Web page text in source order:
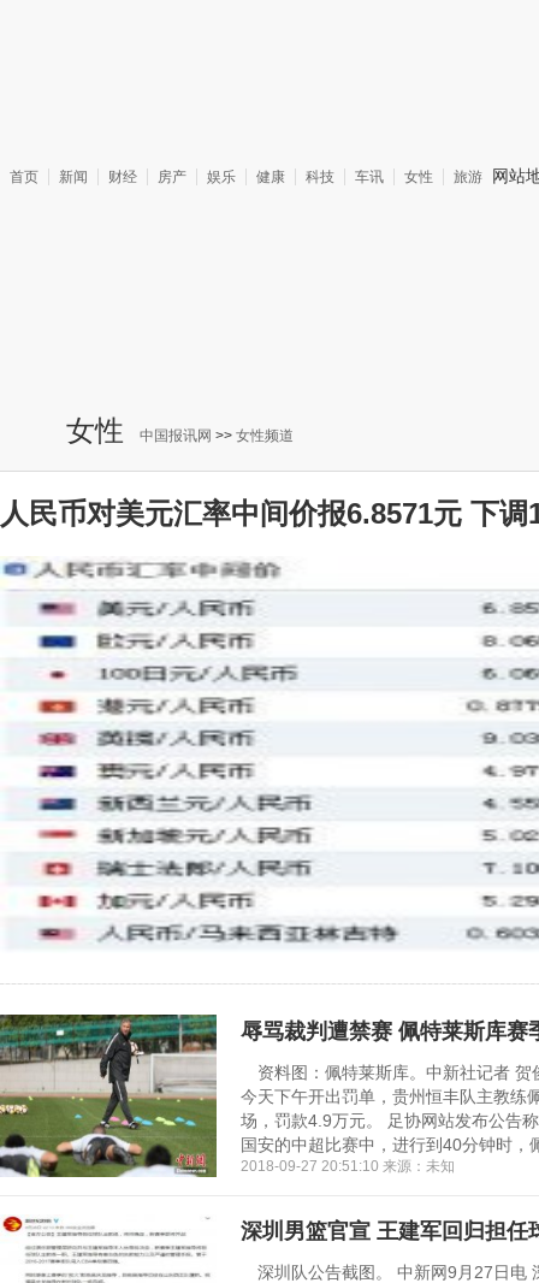
首页 新闻 财经 房产 娱乐 健康 科技 车讯 女性 旅游 网站
女性 中国报讯网 >> 女性频道
人民币对美元汇率中间价报6.8571元 下调
辱骂裁判遭禁赛 佩特莱斯库赛
资料图：佩特莱斯库。中新社记者 贺
今天下午开出罚单，贵州恒丰队主教练
场，罚款4.9万元。 足协网站发布公告
国安的中超比赛中，进行到40分钟时，
2018-09-27 20:51:10 来源：未知
深圳男篮官宣 王建军回归担任
深圳队公告截图。 中新网9月27日电